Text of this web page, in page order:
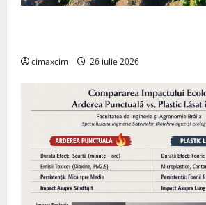
cimaxcim 26 iulie 2026